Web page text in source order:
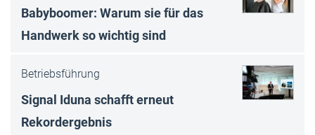
Babyboomer: Warum sie für das
Handwerk so wichtig sind
Betriebsführung
Signal Iduna schafft erneut
Rekordergebnis